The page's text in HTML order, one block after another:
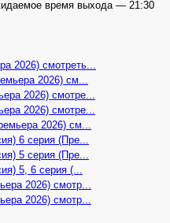
время выхода — 21:30
2026) смотреть...
2026) см...
2026) смотре...
2026) смотре...
2026) см...
6 серия (Пре...
5 серия (Пре...
5, 6 серия (...
2026) смотр...
2026) смотр...